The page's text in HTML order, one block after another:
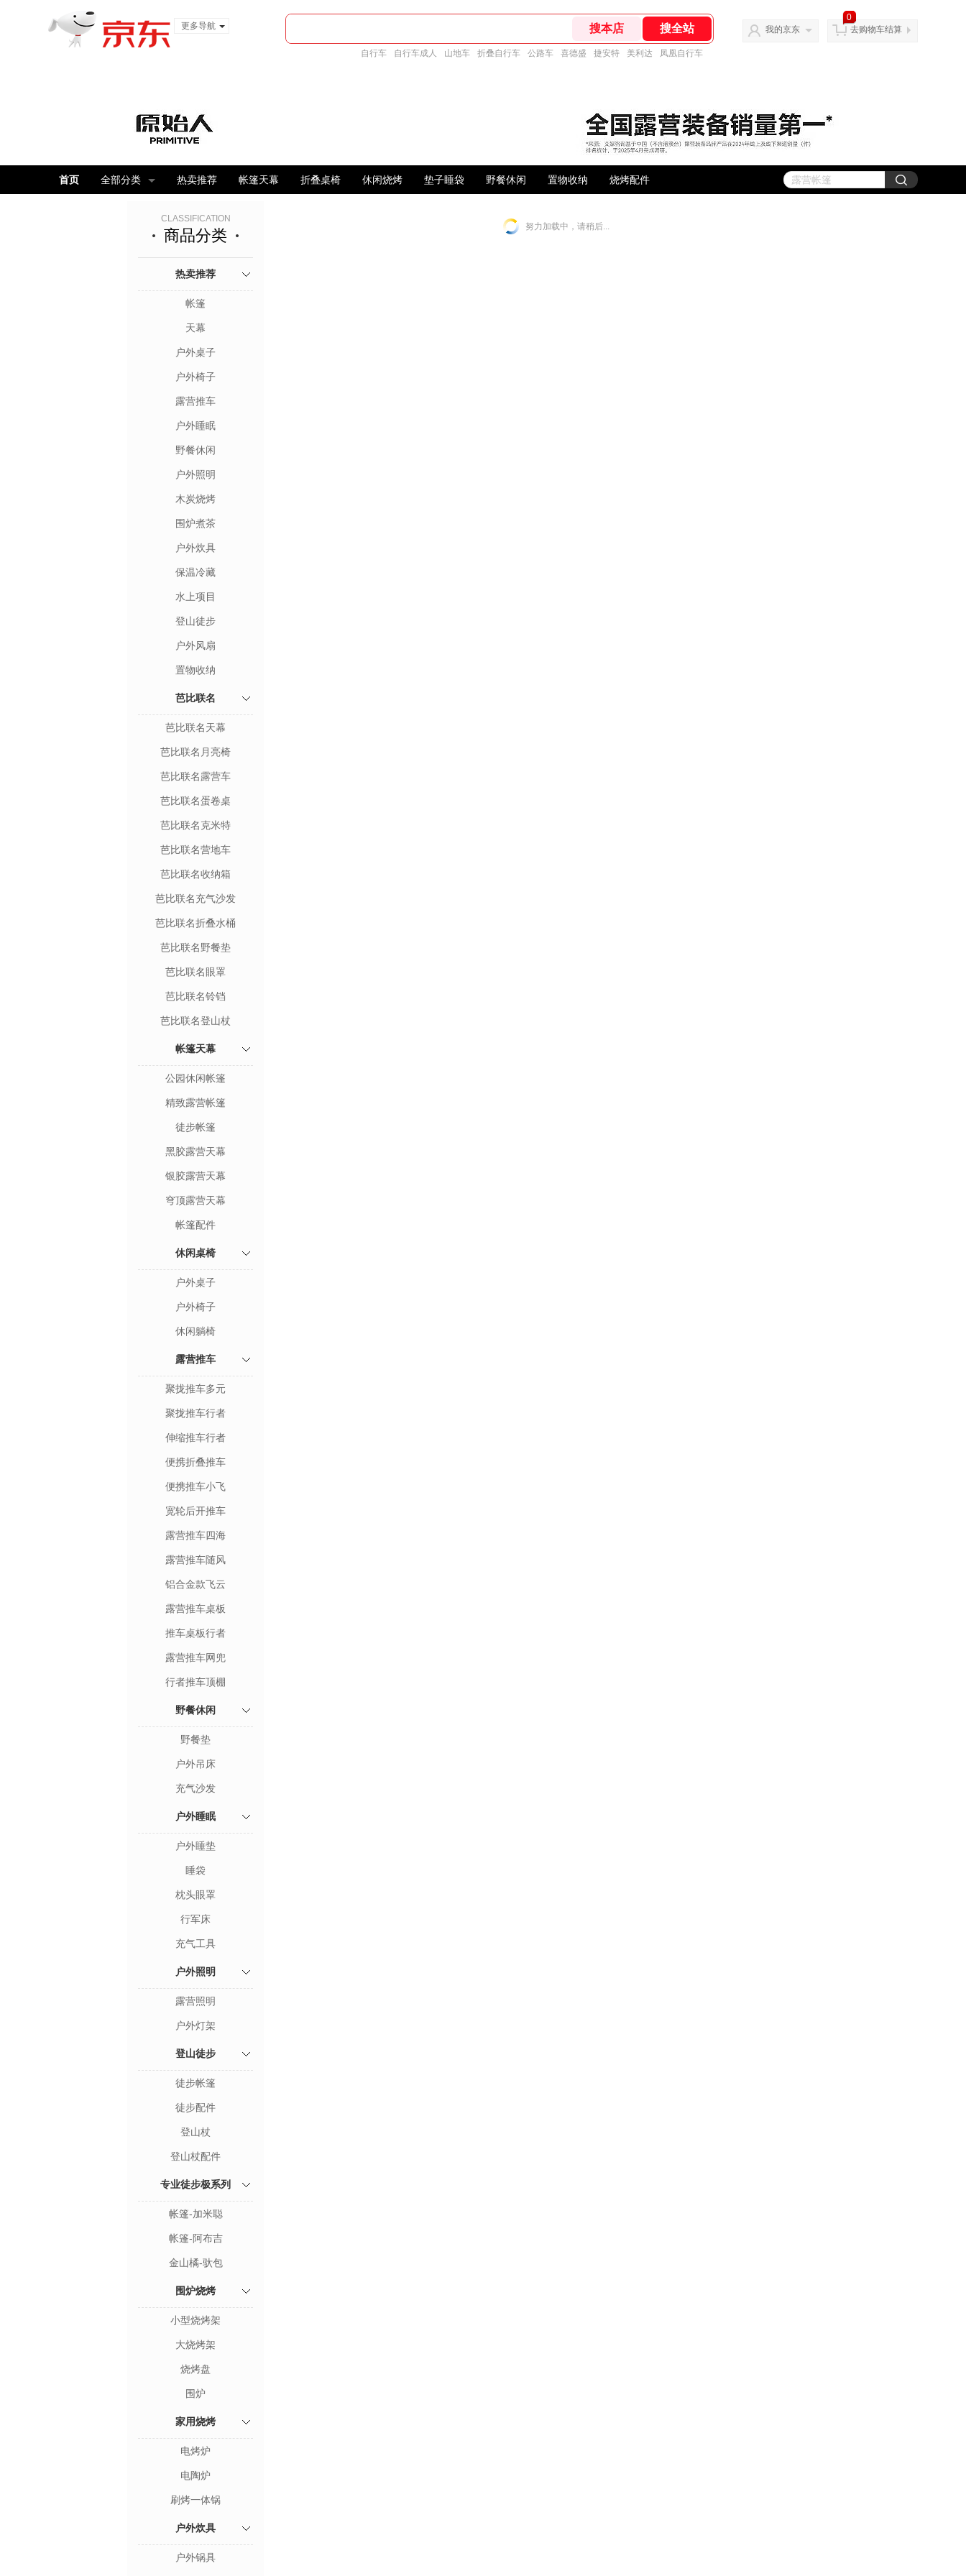
更多导航
自行车 自行车成人 山地车 折叠自行车 公路车 喜德盛 捷安特 美利达 凤凰自行车
我的京东
0
去购物车结算
首页 全部分类 热卖推荐 帐篷天幕 折叠桌椅 休闲烧烤 垫子睡袋 野餐休闲 置物收纳 烧烤配件
CLASSIFICATION
商品分类
热卖推荐
帐篷
天幕
户外桌子
户外椅子
露营推车
户外睡眠
野餐休闲
户外照明
木炭烧烤
围炉煮茶
户外炊具
保温冷藏
水上项目
登山徒步
户外风扇
置物收纳
芭比联名
芭比联名天幕
芭比联名月亮椅
芭比联名露营车
芭比联名蛋卷桌
芭比联名克米特
芭比联名营地车
芭比联名收纳箱
芭比联名充气沙发
芭比联名折叠水桶
芭比联名野餐垫
芭比联名眼罩
芭比联名铃铛
芭比联名登山杖
帐篷天幕
公园休闲帐篷
精致露营帐篷
徒步帐篷
黑胶露营天幕
银胶露营天幕
穹顶露营天幕
帐篷配件
休闲桌椅
户外桌子
户外椅子
休闲躺椅
露营推车
聚拢推车多元
聚拢推车行者
伸缩推车行者
便携折叠推车
便携推车小飞
宽轮后开推车
露营推车四海
露营推车随风
铝合金款飞云
露营推车桌板
推车桌板行者
露营推车网兜
行者推车顶棚
野餐休闲
野餐垫
户外吊床
充气沙发
户外睡眠
户外睡垫
睡袋
枕头眼罩
行军床
充气工具
户外照明
露营照明
户外灯架
登山徒步
徒步帐篷
徒步配件
登山杖
登山杖配件
专业徒步极系列
帐篷-加米聪
帐篷-阿布吉
金山橘-驮包
围炉烧烤
小型烧烤架
大烧烤架
烧烤盘
围炉
家用烧烤
电烤炉
电陶炉
刷烤一体锅
户外炊具
户外锅具
努力加载中，请稍后...